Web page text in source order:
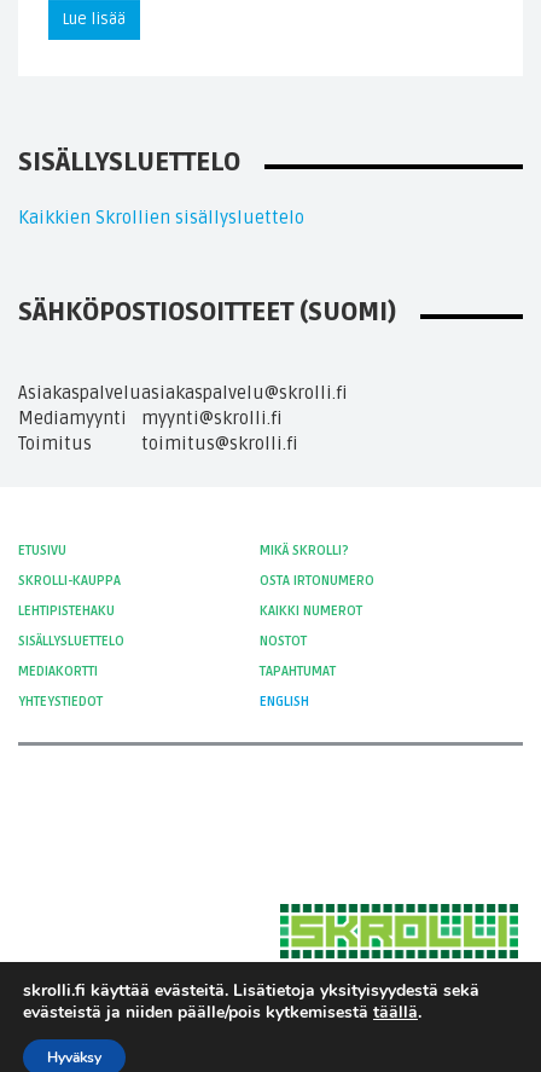
Lue lisää
SISÄLLYSLUETTELO
Kaikkien Skrollien sisällysluettelo
SÄHKÖPOSTIOSOITTEET (SUOMI)
Asiakaspalveluasiakaspalvelu@skrolli.fi
Mediamyynti
myynti@skrolli.fi
Toimitus
toimitus@skrolli.fi
ETUSIVU
MIKÄ SKROLLI?
SKROLLI-KAUPPA
OSTA IRTONUMERO
LEHTIPISTEHAKU
KAIKKI NUMEROT
SISÄLLYSLUETTELO
NOSTOT
MEDIAKORTTI
TAPAHTUMAT
YHTEYSTIEDOT
ENGLISH
Hosted by Moment Digital
skrolli.fi käyttää evästeitä. Lisätietoja yksityisyydestä sekä
evästeistä ja niiden päälle/pois kytkemisestä täällä.
Hyväksy